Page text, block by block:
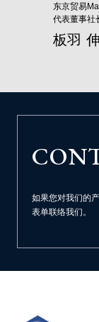
东京贸易
代表董事社
板羽 伸
如果您对我们的
表单联络我们。